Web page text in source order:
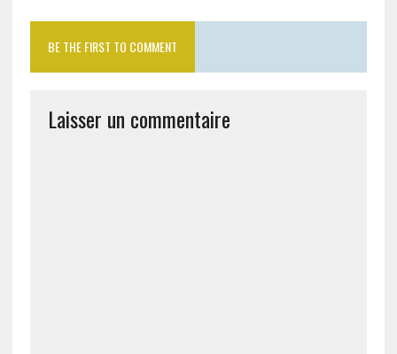
BE THE FIRST TO COMMENT
Laisser un commentaire